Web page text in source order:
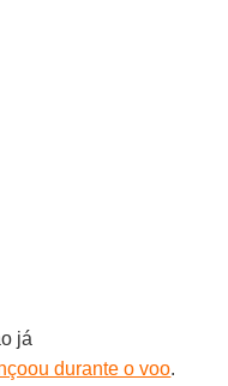
já
durante o voo.